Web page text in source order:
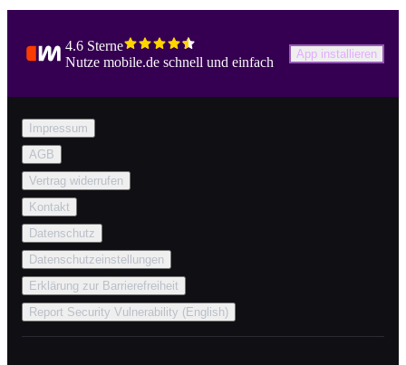
4.6 Sterne
Nutze mobile.de schnell und einfach
App installieren
Impressum
AGB
Vertrag widerrufen
Kontakt
Datenschutz
Datenschutzeinstellungen
Erklärung zur Barrierefreiheit
Report Security Vulnerability (English)